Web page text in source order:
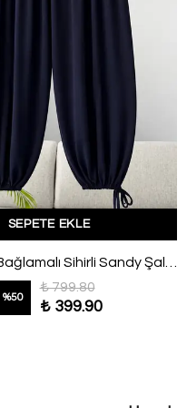
SEPETE EKLE
Beli Paçası Bağlamalı Sihirli Sandy Şalvar Pantolon Lacivert
%50
₺ 799.80
₺ 399.90